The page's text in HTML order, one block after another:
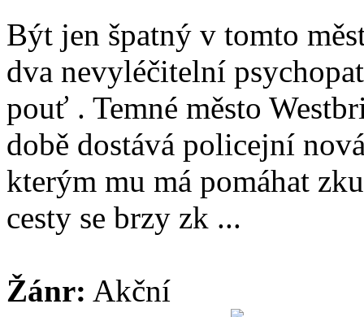
Být jen špatný v tomto
dva nevyléčitelní
pouť . Temné město
době dostává policejní
kterým mu má pomáhat
cesty se brzy zk ...
Žánr: Akční